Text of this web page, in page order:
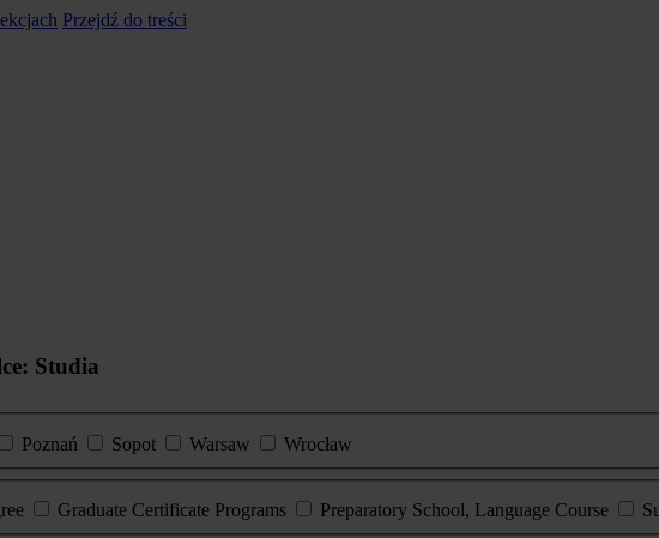
Przejdź do treści
Studia
Poznań Sopot Warsaw
Wrocław
Graduate Certificate Programs Preparatory School, Language Course